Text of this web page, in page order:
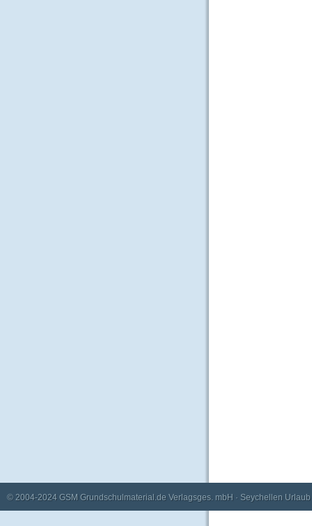
© 2004-2024 GSM Grundschulmaterial.de Verlagsges. mbH · Seychellen Urlaub